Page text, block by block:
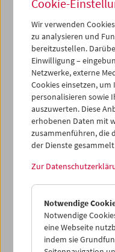
Cinemini on Tour:
Kino für die
8. Dezember 2022
Jahren und ihre
Filmvermittler*in.
Dieses Mal lautet die
diesem Programm
Ein Hund und sein
Kleid einer Tänzerin,
Cookie-
Wir verwenden
zu analysieren und
bereitzustellen.
Einwilligung –
Netzwerke, externe
Cookies einsetzen,
personalisieren sowie
auszuwerten. Diese
erhobenen Daten mit
zusammenführen, die
der Dienste
Zur
Notwendige
Notwendige
eine Webseite
indem sie